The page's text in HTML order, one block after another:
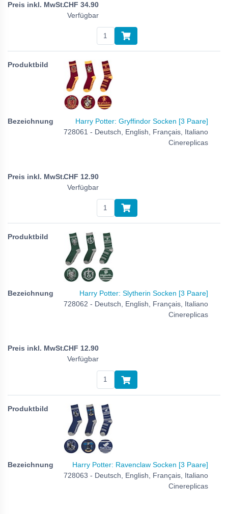
CHF 34.90
Verfügbar
Harry Potter: Gryffindor Socken [3 Paare]
728061 - Deutsch, English, Français, Italiano
Cinereplicas
CHF 12.90
Verfügbar
Harry Potter: Slytherin Socken [3 Paare]
728062 - Deutsch, English, Français, Italiano
Cinereplicas
CHF 12.90
Verfügbar
Harry Potter: Ravenclaw Socken [3 Paare]
728063 - Deutsch, English, Français, Italiano
Cinereplicas